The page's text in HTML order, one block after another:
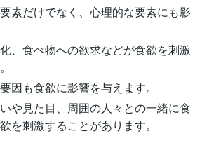
素だけでなく、心理的な要素にも影
、食べ物への欲求などが食欲を刺激
因も食欲に影響を与えます。
や見た目、周囲の人々との一緒に食
を刺激することがあります。